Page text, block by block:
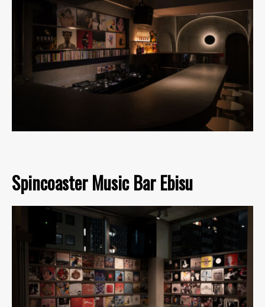
Spincoaster Music Bar Ebisu